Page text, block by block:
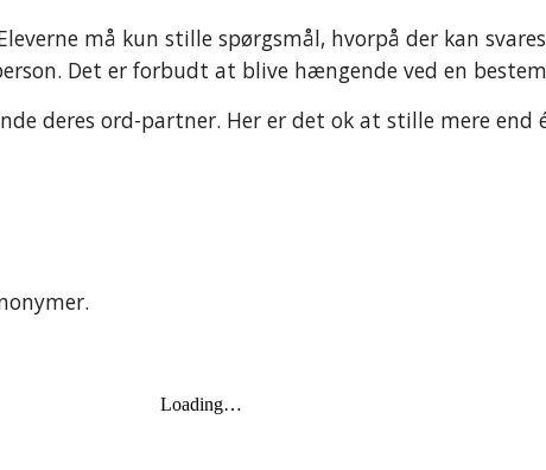
må kun stille spørgsmål, hvorpå der kan
Det er forbudt at blive hængende ved en
deres ord-partner. Her er det ok at stille mere end